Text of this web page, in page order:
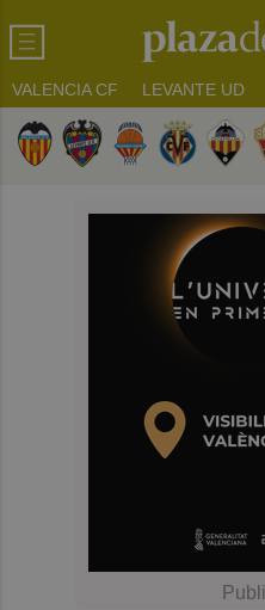
VALENCIA CF LEVANTE UD